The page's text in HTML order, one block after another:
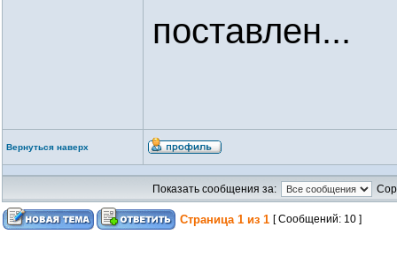
поставлен...
Вернуться наверх
Показать сообщения за:
Страница 1 из 1 [ Сообщений: 10 ]